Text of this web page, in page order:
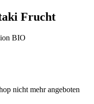
Frucht
BIO
nicht mehr angeboten